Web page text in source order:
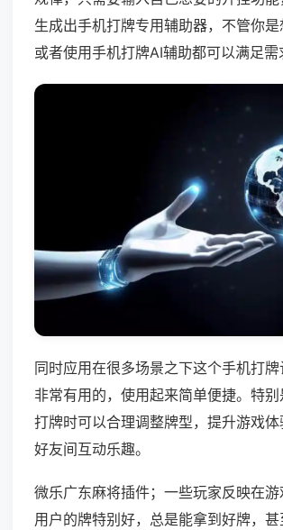
生成出手机打牌专用辅助器，不管你
或者使用手机打牌AI辅助都可以满足需
同时应用在很多场景之下这个手机打
非常有用的，使用起来简单便捷。特
打牌时可以合理调整牌型，提升游戏
好友间互动乐趣。
微乐广东麻将插件；一些玩家反映在
用户的牌特别好，总是能拿到好牌，甚